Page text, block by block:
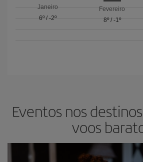
Janeiro
6º/ -2º
Fevereiro
8º/ -1º
Eventos nos
voos